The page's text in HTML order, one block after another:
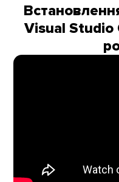
Visual Studio